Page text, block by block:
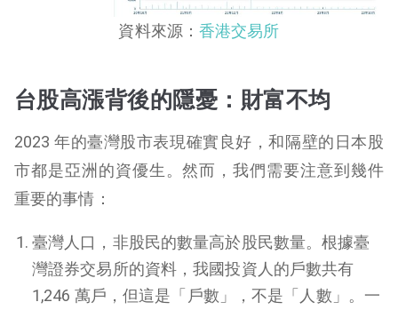
資料來源： 香港交易所
台股高漲背後的隱憂：財富不均
2023 年的臺灣股市表現確實良好，和隔壁的日本股
市都是亞洲的資優生。然而，我們需要注意到幾件
重要的事情：
臺灣人口，非股民的數量高於股民數量。根據臺
灣證券交易所的資料，我國投資人的戶數共有
1,246 萬戶，但這是「戶數」，不是「人數」。一